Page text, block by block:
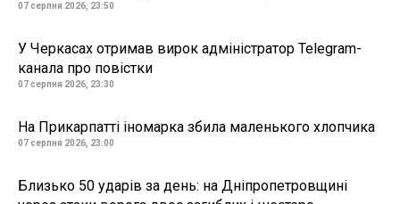
07 серпня 2026, 23:50
У Черкасах отримав вирок адміністратор Telegram-
канала про повістки
07 серпня 2026, 23:30
На Прикарпатті іномарка збила маленького хлопчика
07 серпня 2026, 23:00
Близько 50 ударів за день: на Дніпропетровщині